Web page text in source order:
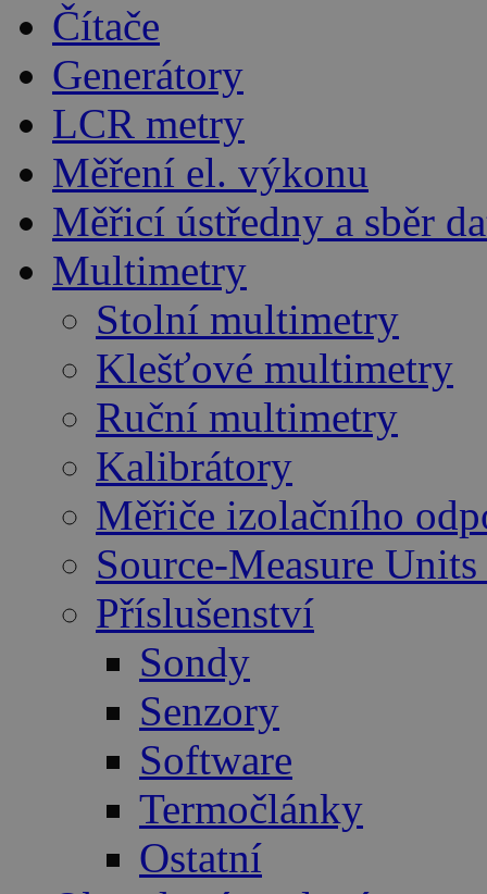
Čítače
Generátory
LCR metry
Měření el. výkonu
Měřicí ústředny a sběr
Multimetry
Stolní multimetry
Klešťové multimetry
Ruční multimetry
Kalibrátory
Měřiče izolačního
Source-Measure
Příslušenství
Sondy
Senzory
Software
Termočlánky
Ostatní